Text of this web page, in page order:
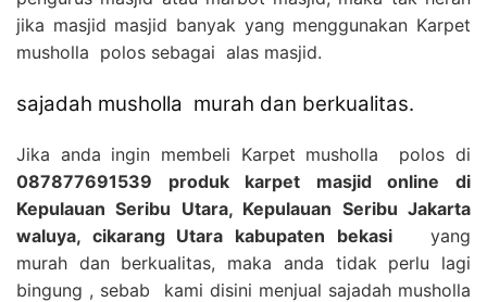
jika masjid masjid banyak yang menggunakan Karpet
musholla polos sebagai alas masjid.
sajadah musholla murah dan berkualitas.
Jika anda ingin membeli Karpet musholla polos di
087877691539 produk karpet masjid online di
Kepulauan Seribu Utara, Kepulauan Seribu Jakarta
waluya, cikarang Utara kabupaten bekasiyang
murah dan berkualitas, maka anda tidak perlu lagi
bingung , sebab kami disini menjual sajadah musholla